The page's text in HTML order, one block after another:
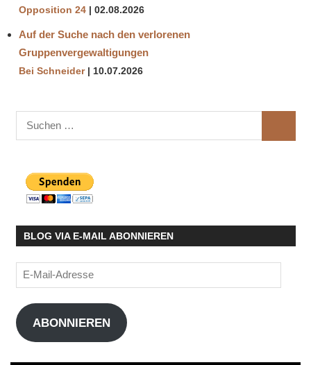
Opposition 24 02.08.2026
Auf der Suche nach den verlorenen
Gruppenvergewaltigungen
Bei Schneider 10.07.2026
Suchen
nach:
BLOG VIA E-MAIL ABONNIEREN
E-
Mail-
Adresse
ABONNIEREN